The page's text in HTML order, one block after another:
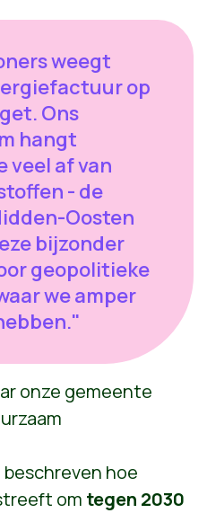
weegt
op
Ons
hangt
veel af van
- de
Oosten
bijzonder
geopolitieke
we amper
onze gemeente
hoe
om tegen 2030